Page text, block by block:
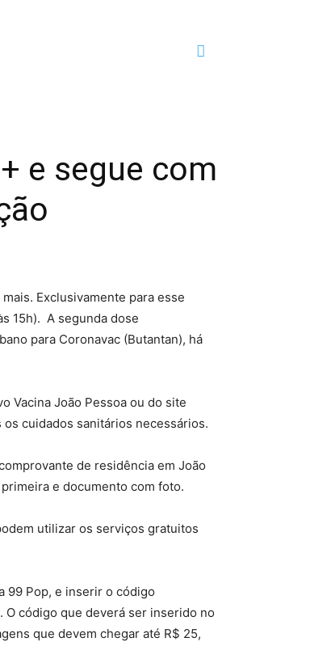
e segue com
Exclusivamente para esse
15h). A segunda dose
para Coronavac (Butantan), há
Vacina João Pessoa ou do site
cuidados sanitários necessários.
de residência em João
e documento com foto.
utilizar os serviços gratuitos
99 Pop, e inserir o código
O código que deverá ser inserido no
que devem chegar até R$ 25,